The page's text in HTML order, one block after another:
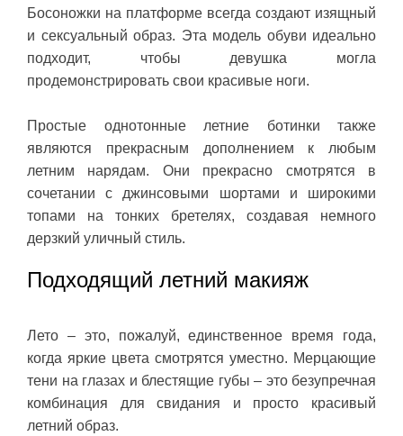
Босоножки на платформе всегда создают изящный
и сексуальный образ. Эта модель обуви идеально
подходит, чтобы девушка могла
продемонстрировать свои красивые ноги.
Простые однотонные летние ботинки также
являются прекрасным дополнением к любым
летним нарядам. Они прекрасно смотрятся в
сочетании с джинсовыми шортами и широкими
топами на тонких бретелях, создавая немного
дерзкий уличный стиль.
Подходящий летний макияж
Лето – это, пожалуй, единственное время года,
когда яркие цвета смотрятся уместно. Мерцающие
тени на глазах и блестящие губы – это безупречная
комбинация для свидания и просто красивый
летний образ.